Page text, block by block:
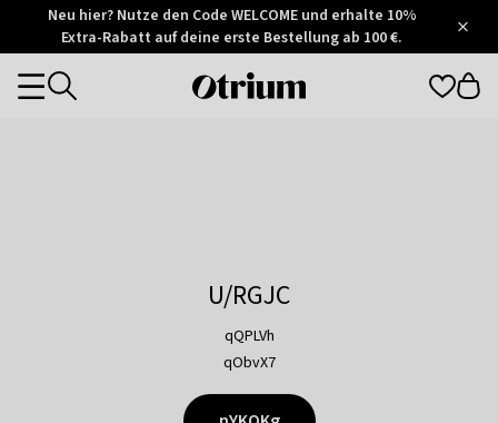
Otrium
Trustpilot
Neu hier? Nutze den Code WELCOME und erhalte 10%
Extra-Rabatt auf deine erste Bestellung ab 100 €.
Otrium
Categories
U/RGJC
qQPLVh
qObvX7